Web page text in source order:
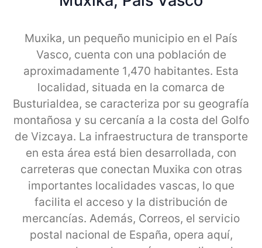
Muxika, un pequeño municipio en el País
Vasco, cuenta con una población de
aproximadamente 1,470 habitantes. Esta
localidad, situada en la comarca de
Busturialdea, se caracteriza por su geografía
montañosa y su cercanía a la costa del Golfo
de Vizcaya. La infraestructura de transporte
en esta área está bien desarrollada, con
carreteras que conectan Muxika con otras
importantes localidades vascas, lo que
facilita el acceso y la distribución de
mercancías. Además, Correos, el servicio
postal nacional de España, opera aquí,